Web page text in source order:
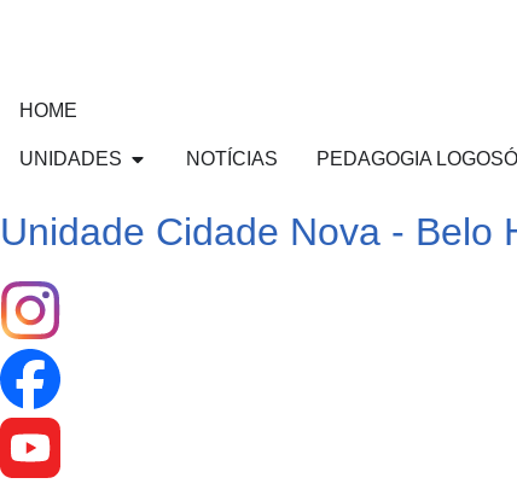
HOME
UNIDADES NOTÍCIAS PEDAGOGIA
Unidade Cidade Nova - Belo